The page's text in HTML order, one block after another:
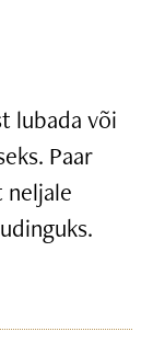
lubada või
Paar
neljale